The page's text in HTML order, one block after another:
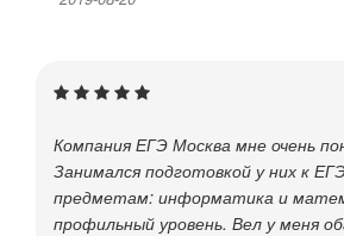
Компания ЕГЭ Москва мне очень
Занимался подготовкой у них к
предметам: информатика и
профильный уровень. Вел у меня